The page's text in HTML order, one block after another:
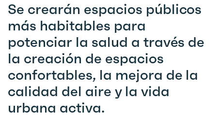
Se crearán espacios públicos
más habitables para
potenciar la salud a través de
la creación de espacios
confortables, la mejora de la
calidad del aire y la vida
urbana activa.